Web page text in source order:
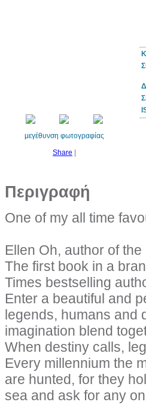
μεγέθυνση φωτογραφίας
Share
Περιγραφή
One of my all time
Ellen Oh, author of
The first book in a
Times bestselling
Enter a beautiful and
legends, humans and
imagination blend
When destiny calls,
Every millennium the
are hunted, for they
sea and ask for any